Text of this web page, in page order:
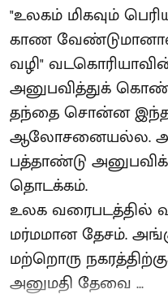
"உலகம் மிகவும்
காண
வழி"
அனுபவித்துக்
தந்தை சொன்ன இந்த
ஆலோசனையல்ல.
பத்தாண்டு
தொடக்கம்.
உலக வரைபடத்தில்
மர்மமான தேசம்.
மற்றொரு
அனுமதி தேவை ...